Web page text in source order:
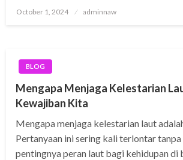
Posted
October 1, 2024 adminnaw
BLOG
Mengapa Menjaga Kelestarian
Kewajiban Kita
Mengapa menjaga kelestarian laut
Pertanyaan ini sering kali terlontar
pentingnya peran laut bagi kehidupan di